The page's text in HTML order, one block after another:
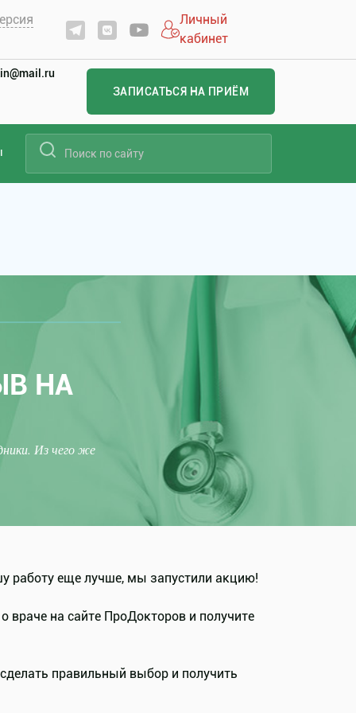
Личный
кабинет
ЗАПИСАТЬСЯ НА ПРИЁМ
НА
Из чего же
работу еще лучше, мы запустили акцию!
враче на сайте ПроДокторов и получите
правильный выбор и получить